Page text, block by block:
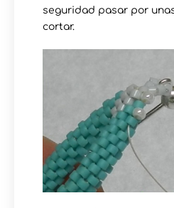
seguridad pasar por
cortar.